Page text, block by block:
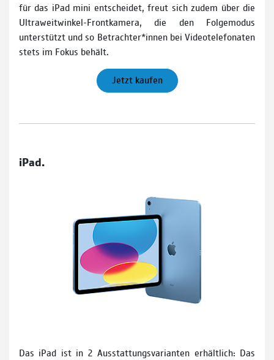
für das iPad mini entscheidet, freut sich zudem über die
Ultraweitwinkel-­Frontkamera, die den Folgemodus
unterstützt und so Betrachter*innen bei Videotelefonaten
stets im Fokus behält.
Jetzt kaufen
iPad.
Das iPad ist in 2 Ausstattungsvarianten erhältlich: Das